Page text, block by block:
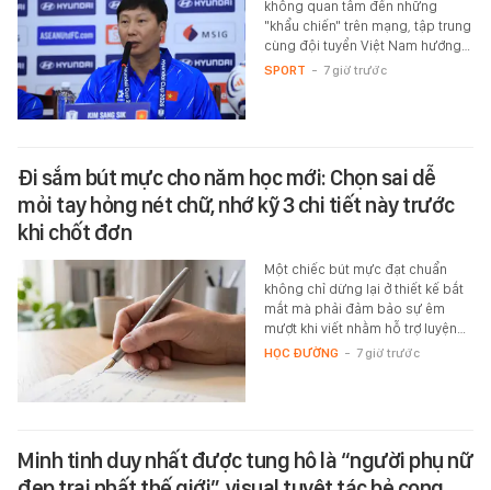
không quan tâm đến những
"khẩu chiến" trên mạng, tập trung
cùng đội tuyển Việt Nam hướng…
SPORT - 7 giờ trước
Đi sắm bút mực cho năm học mới: Chọn sai dễ
mỏi tay hỏng nét chữ, nhớ kỹ 3 chi tiết này trước
khi chốt đơn
Một chiếc bút mực đạt chuẩn
không chỉ dừng lại ở thiết kế bắt
mắt mà phải đảm bảo sự êm
mượt khi viết nhằm hỗ trợ luyện…
HỌC ĐƯỜNG - 7 giờ trước
Minh tinh duy nhất được tung hô là “người phụ nữ